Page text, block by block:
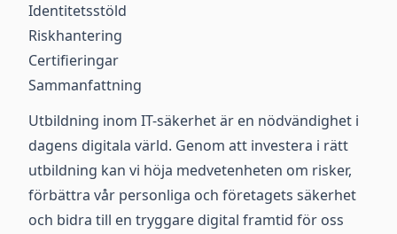
Identitetsstöld
Riskhantering
Certifieringar
Sammanfattning
Utbildning inom IT-säkerhet är en nödvändighet i
dagens digitala värld. Genom att investera i rätt
utbildning kan vi höja medvetenheten om risker,
förbättra vår personliga och företagets säkerhet
och bidra till en tryggare digital framtid för oss